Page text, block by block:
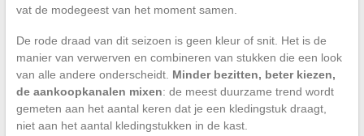
vat de modegeest van het moment samen.
De rode draad van dit seizoen is geen kleur of snit. Het is de
manier van verwerven en combineren van stukken die een look
van alle andere onderscheidt. Minder bezitten, beter kiezen,
de aankoopkanalen mixen: de meest duurzame trend wordt
gemeten aan het aantal keren dat je een kledingstuk draagt,
niet aan het aantal kledingstukken in de kast.